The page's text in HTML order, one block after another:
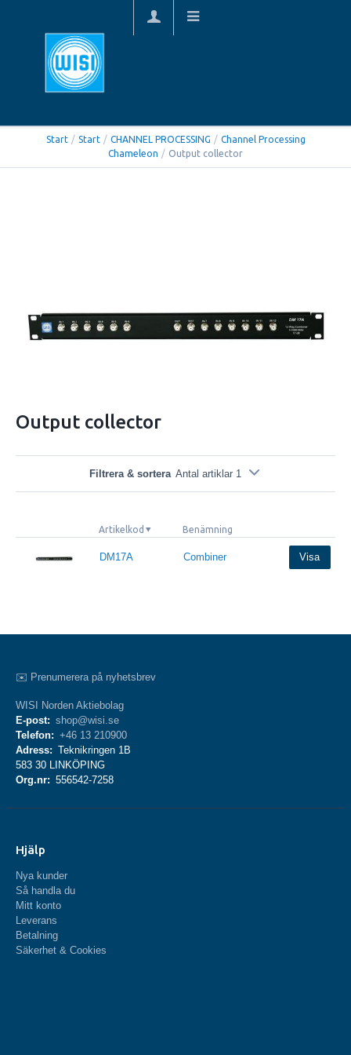
Start / Start / CHANNEL PROCESSING / Channel Processing
Chameleon / Output collector
Output collector
Filtrera & sortera Antal artiklar 1
Artikelkod Benämning
DM17A Combiner Visa
✉️ Prenumerera på nyhetsbrev
WISI Norden Aktiebolag
E-post: shop@wisi.se
Telefon: +46 13 210900
Adress: Teknikringen 1B
583 30 LINKÖPING
Org.nr: 556542-7258
Hjälp
Nya kunder
Så handla du
Mitt konto
Leverans
Betalning
Säkerhet & Cookies